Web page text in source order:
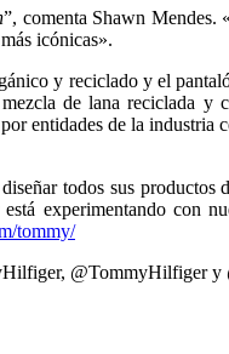
”, comenta Shawn Mendes.
icónicas».
y reciclado y el
de lana reciclada
entidades de la
todos sus productos
experimentando con
tommy/
@TommyHilfiger y